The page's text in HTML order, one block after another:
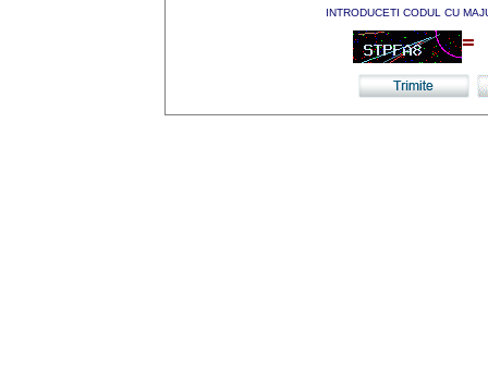
INTRODUCETI CODUL CU
=